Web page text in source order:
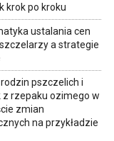
krok po kroku
ustalania cen
a strategie
pszczelich i
z rzepaku ozimego w
zmian
na przykładzie